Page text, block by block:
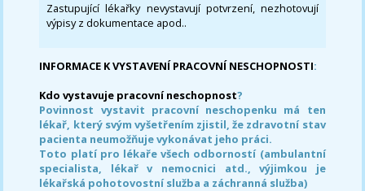
Zastupující lékařky nevystavují potvrzení, nezhotovují
výpisy z dokumentace apod..
INFORMACE K VYSTAVENÍ PRACOVNÍ NESCHOPNOSTI:
Kdo vystavuje pracovní neschopnost?
Povinnost vystavit pracovní neschopenku má ten
lékař, který svým vyšetřením zjistil, že zdravotní stav
pacienta neumožňuje vykonávat jeho práci.
Toto platí pro lékaře všech odborností (ambulantní
specialista, lékař v nemocnici atd., výjimkou je
lékařská pohotovostní služba a záchranná služba)